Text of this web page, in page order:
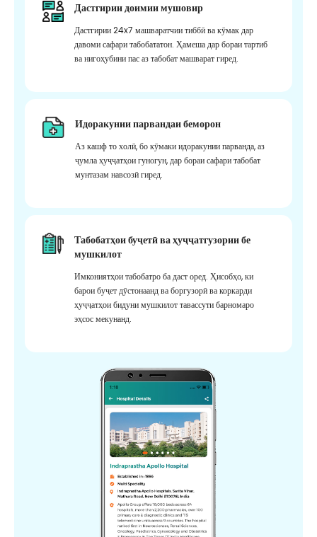
Дастгирии доимии мушовир
Дастгирии 24x7 машваратчии тиббӣ ва кӯмак дар
давоми сафари табобататон. Ҳамеша дар бораи тартиб
ва нигоҳубини пас аз табобат машварат гиред.
Идоракунии парвандаи беморон
Аз кашф то холӣ, бо кӯмаки идоракунии парванда, аз
ҷумла ҳуҷҷатҳои гуногун, дар бораи сафари табобат
мунтазам навсозӣ гиред.
Табобатҳои буҷетӣ ва ҳуҷҷатгузории бе
мушкилот
Имкониятҳои табобатро ба даст оред. Ҳисобҳо, ки
барои буҷет дӯстонаанд ва боргузорӣ ва коркарди
ҳуҷҷатҳои бидуни мушкилот тавассути барномаро
эҳсос мекунанд.